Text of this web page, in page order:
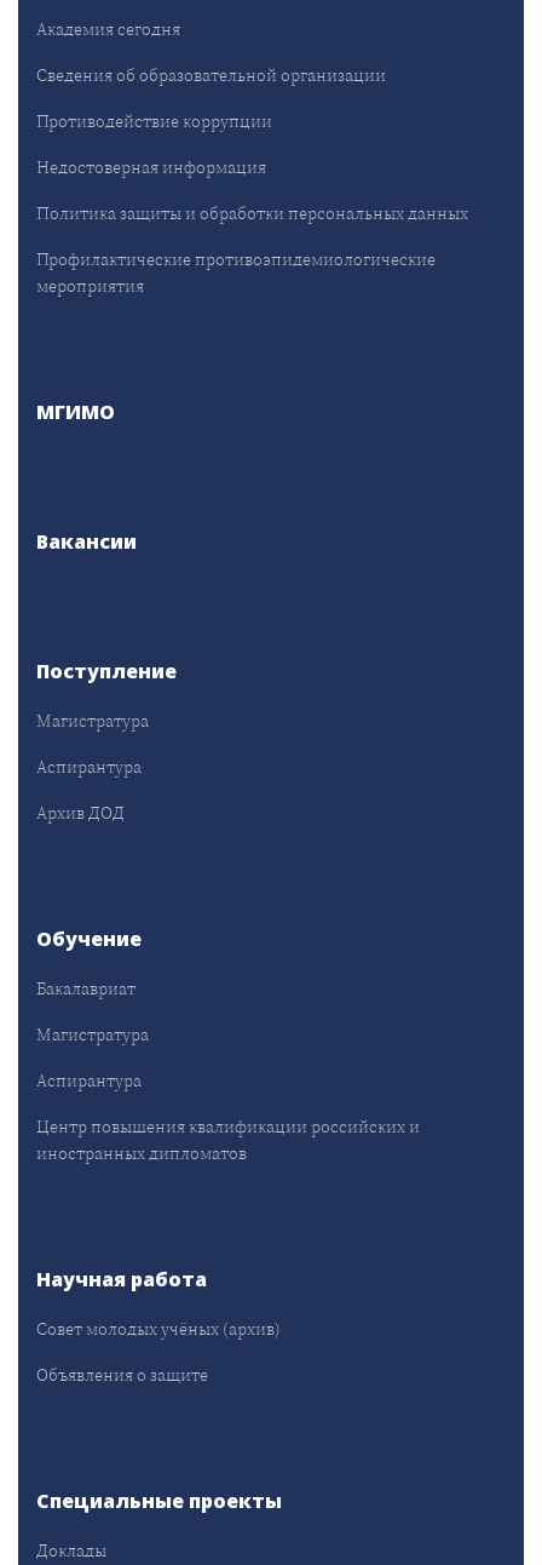
Академия сегодня
Сведения об образовательной организации
Противодействие коррупции
Недостоверная информация
Политика защиты и обработки персональных данных
Профилактические противоэпидемиологические
мероприятия
МГИМО
Вакансии
Поступление
Магистратура
Аспирантура
Архив ДОД
Обучение
Бакалавриат
Магистратура
Аспирантура
Центр повышения квалификации российских и
иностранных дипломатов
Научная работа
Совет молодых учёных (архив)
Объявления о защите
Специальные проекты
Доклады